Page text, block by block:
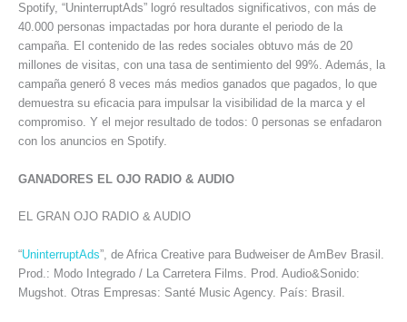
Spotify, “UninterruptAds” logró resultados significativos, con más de
40.000 personas impactadas por hora durante el periodo de la
campaña. El contenido de las redes sociales obtuvo más de 20
millones de visitas, con una tasa de sentimiento del 99%. Además, la
campaña generó 8 veces más medios ganados que pagados, lo que
demuestra su eficacia para impulsar la visibilidad de la marca y el
compromiso. Y el mejor resultado de todos: 0 personas se enfadaron
con los anuncios en Spotify.
GANADORES EL OJO RADIO & AUDIO
EL GRAN OJO RADIO & AUDIO
“UninterruptAds”, de Africa Creative para Budweiser de AmBev Brasil.
Prod.: Modo Integrado / La Carretera Films. Prod. Audio&Sonido:
Mugshot. Otras Empresas: Santé Music Agency. País: Brasil.